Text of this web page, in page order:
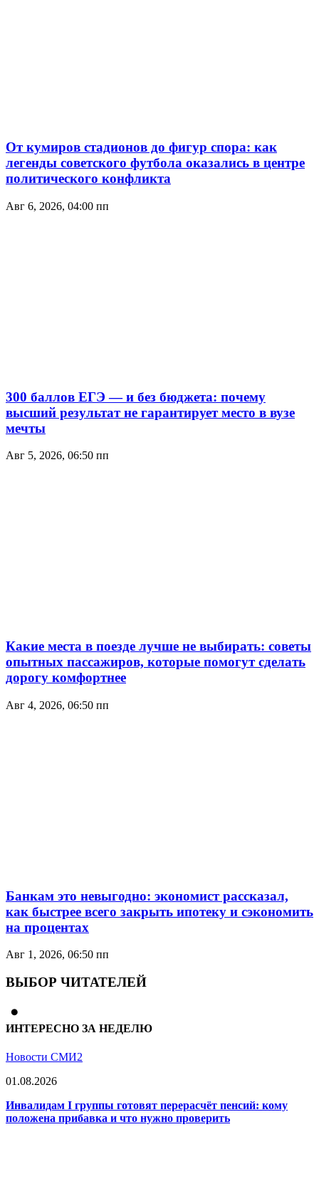
От кумиров стадионов до фигур спора: как
легенды советского футбола оказались в центре
политического конфликта
Авг 6, 2026, 04:00 пп
300 баллов ЕГЭ — и без бюджета: почему
высший результат не гарантирует место в вузе
мечты
Авг 5, 2026, 06:50 пп
Какие места в поезде лучше не выбирать: советы
опытных пассажиров, которые помогут сделать
дорогу комфортнее
Авг 4, 2026, 06:50 пп
Банкам это невыгодно: экономист рассказал,
как быстрее всего закрыть ипотеку и сэкономить
на процентах
Авг 1, 2026, 06:50 пп
ВЫБОР ЧИТАТЕЛЕЙ
ИНТЕРЕСНО ЗА НЕДЕЛЮ
Новости СМИ2
01.08.2026
Инвалидам I группы готовят перерасчёт пенсий: кому
положена прибавка и что нужно проверить